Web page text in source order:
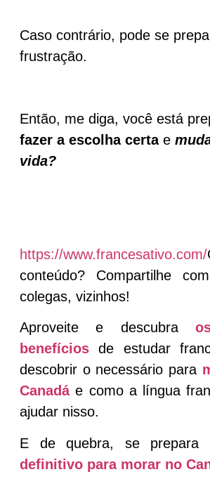
Caso contrário, pode se
frustração.
Então, me diga, você está
fazer a escolha certae
vida?
https://www.francesativo.com/
conteúdo? Compartilhe
colegas, vizinhos!
Aproveite e descubraos
benefícios
de estudar
descobrir o necessário para
Canadáe como a língua
ajudar nisso.
E de quebra, se prepara
definitivo para morar no